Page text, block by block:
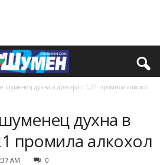
шуменец духна в дрегера с 1,21 промила алкохол
духна в
промила алкохол
AM 0